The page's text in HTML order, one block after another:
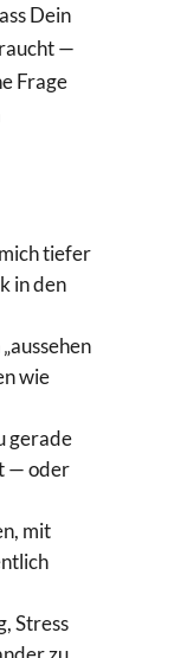
Dein
—
Frage
tiefer
in den
wie
gerade
— oder
mit
Stress